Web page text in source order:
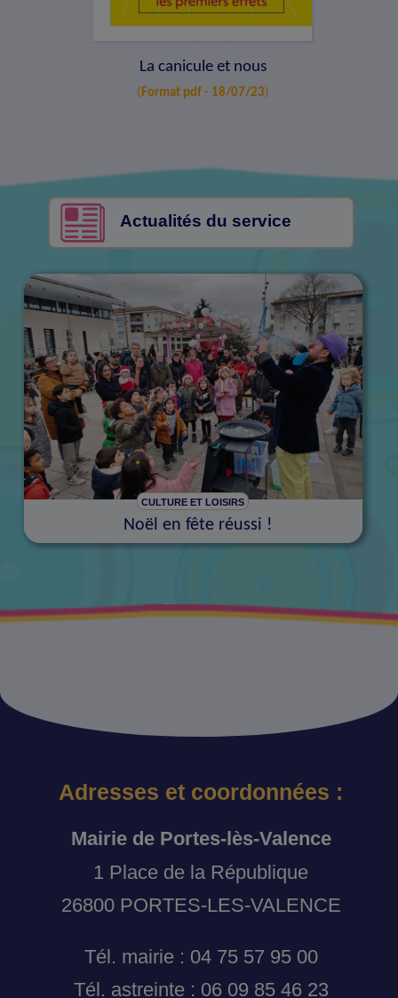
La canicule et nous
(Format pdf - 18/07/23)
Actualités du service
CULTURE ET LOISIRS
Noël en fête réussi !
Adresses et coordonnées :
Mairie de Portes-lès-Valence
1 Place de la République
26800 PORTES-LES-VALENCE
Tél. mairie : 04 75 57 95 00
Tél. astreinte : 06 09 85 46 23